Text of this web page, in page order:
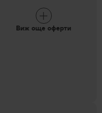
Виж още оферти